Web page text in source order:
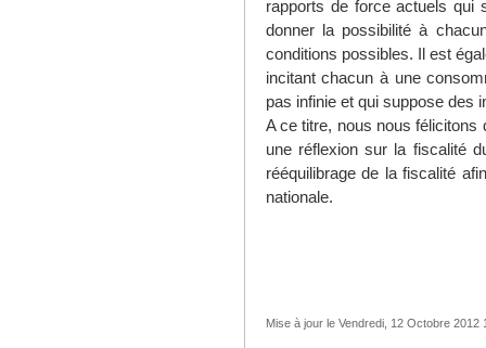
rapports de force actuels qui
donner la possibilité à
conditions possibles. Il est
incitant chacun à une
pas infinie et qui suppose des
A ce titre, nous nous félicitons
une réflexion sur la fiscalité
rééquilibrage de la fiscalité
nationale.
Mise à jour le Vendredi, 12 Octobre 2012